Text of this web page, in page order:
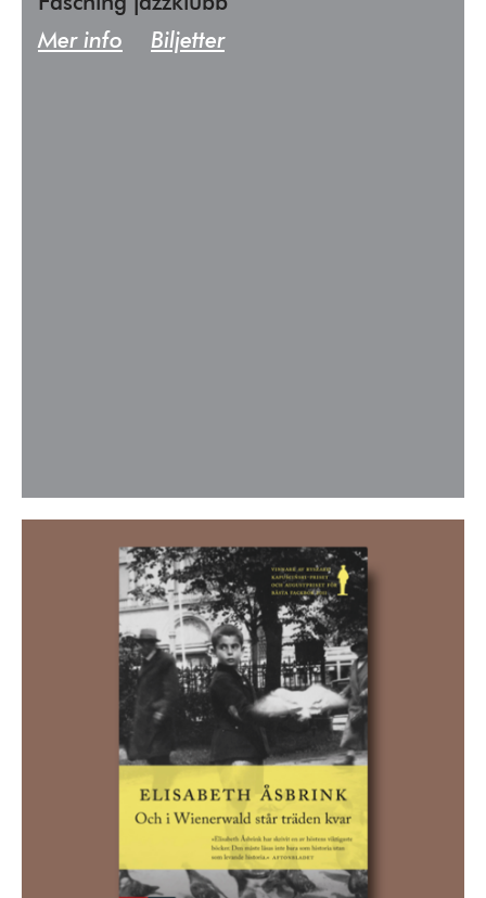
Mer info
Biljetter